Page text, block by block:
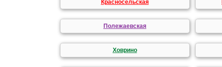
Красносельская
Полежаевская
Ховрино